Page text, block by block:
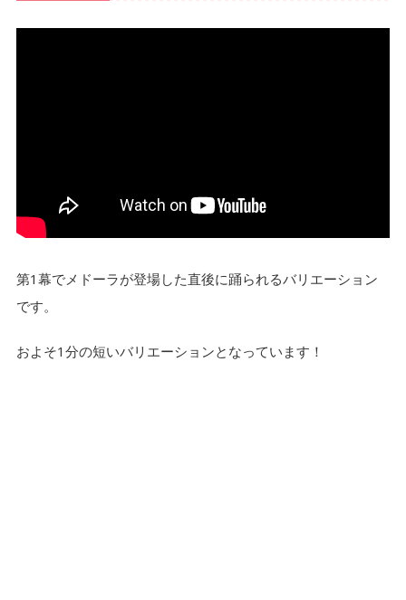
第1幕でメドーラが登場した直後に踊られるバリエーション
です。
およそ1分の短いバリエーションとなっています！